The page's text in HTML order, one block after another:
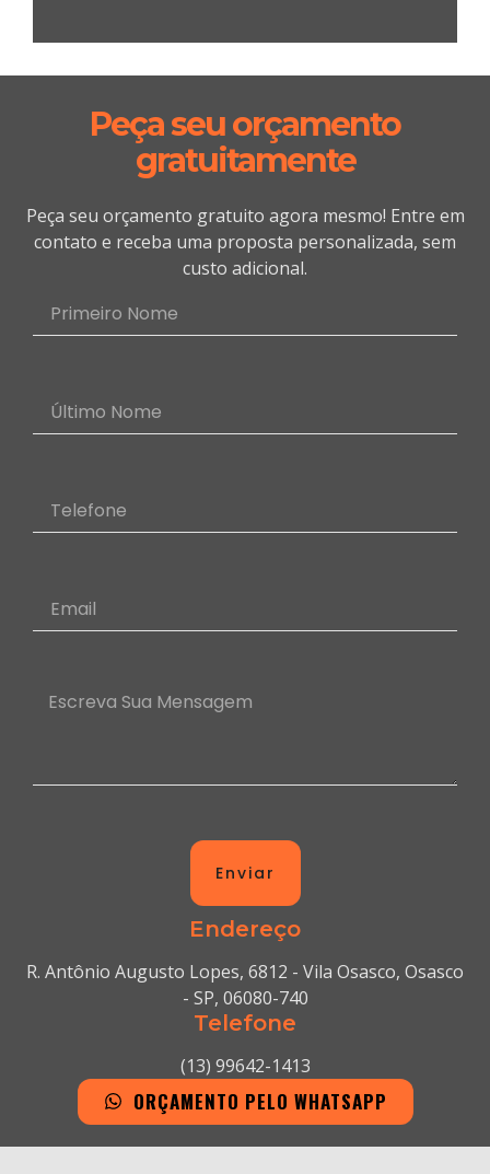
Endereço
R. Antônio Augusto Lopes, 6812 - Vila Osasco, Osasco
- SP, 06080-740
Telefone
(13) 99642-1413
ORÇAMENTO PELO WHATSAPP
Peça seu orçamento
gratuitamente
Peça seu orçamento gratuito agora mesmo! Entre em
contato e receba uma proposta personalizada, sem
custo adicional.
Enviar